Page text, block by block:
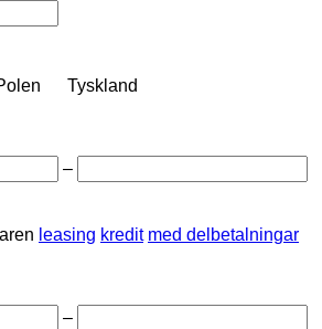
Tyskland
–
leasing kredit med delbetalningar
–